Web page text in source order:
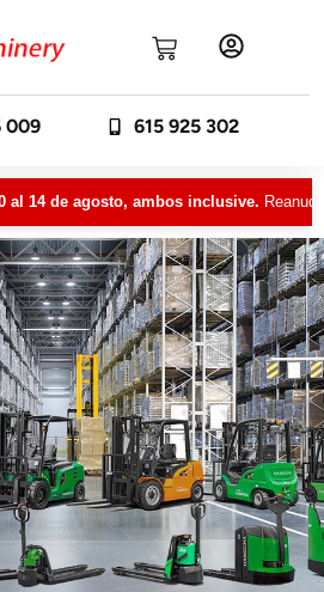
009 615 925 302
ambos inclusive.Reanudaremos